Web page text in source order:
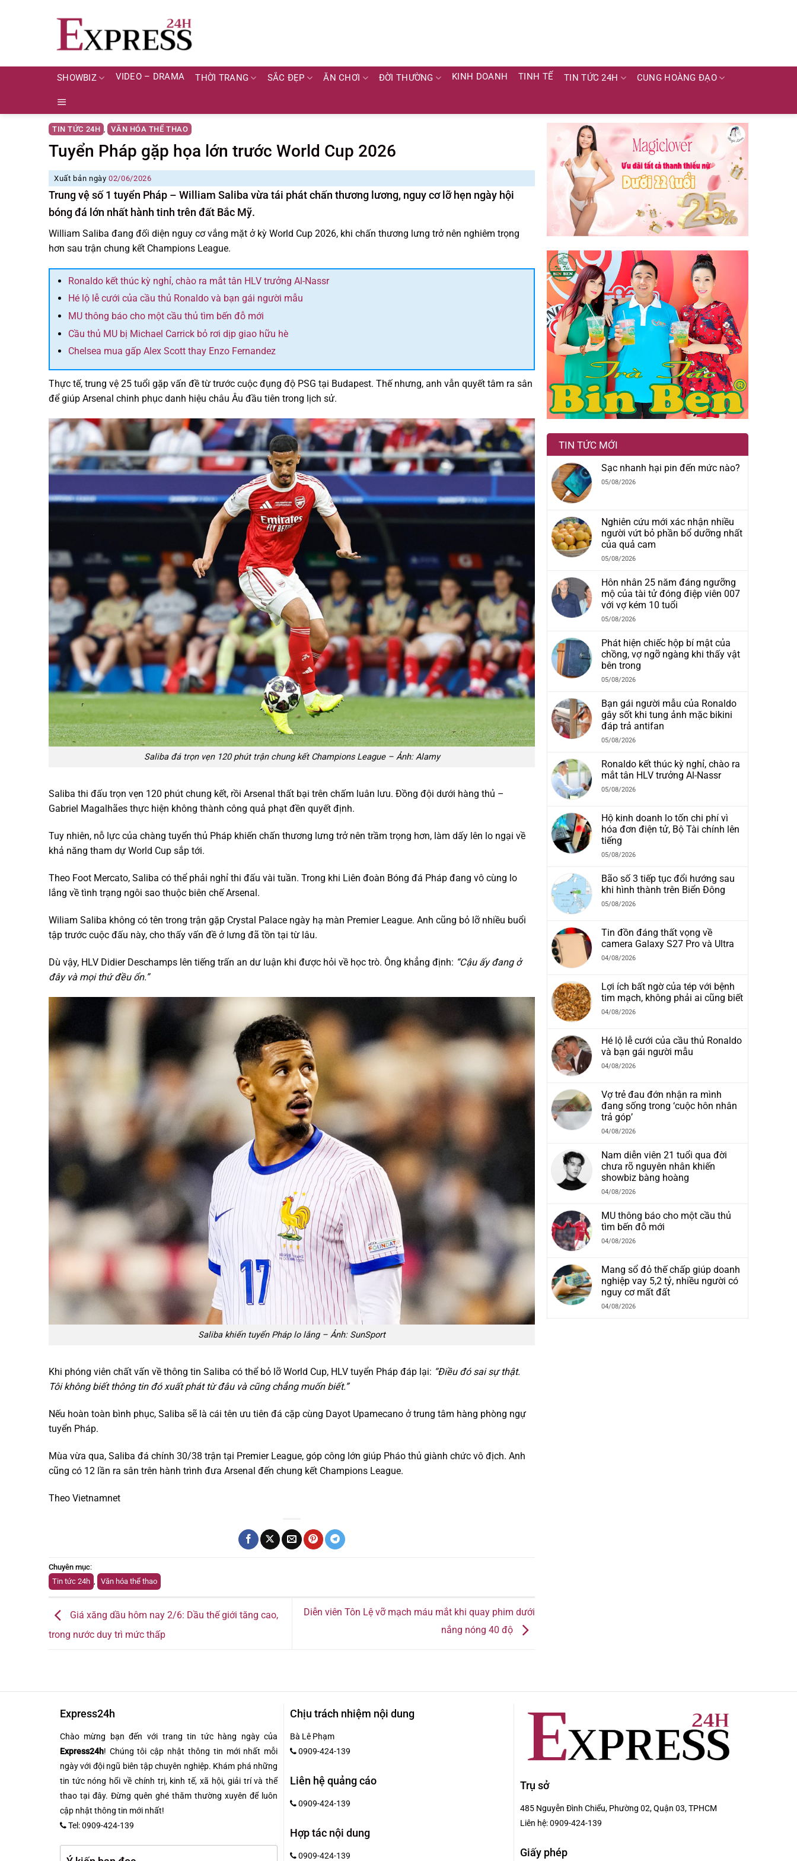
SHOWBIZ VIDEO – DRAMA THỜI TRANG SẮC ĐẸP ĂN CHƠI ĐỜI THƯỜNG KINH DOANH TINH TẾ TIN TỨC 24H CUNG HOÀNG ĐẠO
TIN TỨC 24H , VĂN HÓA THỂ THAO
Tuyển Pháp gặp họa lớn trước World Cup 2026
Xuất bản ngày02/06/2026
Trung vệ số 1 tuyển Pháp – William Saliba vừa tái phát chấn thương lương, nguy cơ lỡ hẹn ngày hội
bóng đá lớn nhất hành tinh trên đất Bắc Mỹ.
William Saliba đang đối diện nguy cơ vắng mặt ở kỳ World Cup 2026, khi chấn thương lưng trở nên nghiêm trọng
hơn sau trận chung kết Champions League.
Ronaldo kết thúc kỳ nghỉ, chào ra mắt tân HLV trưởng Al-Nassr
Hé lộ lễ cưới của cầu thủ Ronaldo và bạn gái người mẫu
MU thông báo cho một cầu thủ tìm bến đỗ mới
Cầu thủ MU bị Michael Carrick bỏ rơi dịp giao hữu hè
Chelsea mua gấp Alex Scott thay Enzo Fernandez
Thực tế, trung vệ 25 tuổi gặp vấn đề từ trước cuộc đụng độ PSG tại Budapest. Thế nhưng, anh vẫn quyết tâm ra sân
để giúp Arsenal chinh phục danh hiệu châu Âu đầu tiên trong lịch sử.
Saliba đá trọn vẹn 120 phút trận chung kết Champions League – Ảnh: Alamy
Saliba thi đấu trọn vẹn 120 phút chung kết, rồi Arsenal thất bại trên chấm luân lưu. Đồng đội dưới hàng thủ –
Gabriel Magalhães thực hiện không thành công quả phạt đền quyết định.
Tuy nhiên, nỗ lực của chàng tuyển thủ Pháp khiến chấn thương lưng trở nên trầm trọng hơn, làm dấy lên lo ngại về
khả năng tham dự World Cup sắp tới.
Theo Foot Mercato, Saliba có thể phải nghỉ thi đấu vài tuần. Trong khi Liên đoàn Bóng đá Pháp đang vô cùng lo
lắng về tình trạng ngôi sao thuộc biên chế Arsenal.
Wiliam Saliba không có tên trong trận gặp Crystal Palace ngày hạ màn Premier League. Anh cũng bỏ lỡ nhiều buổi
tập trước cuộc đấu này, cho thấy vấn đề ở lưng đã tồn tại từ lâu.
Dù vậy, HLV Didier Deschamps lên tiếng trấn an dư luận khi được hỏi về học trò. Ông khẳng định: “Cậu ấy đang ở
đây và mọi thứ đều ổn.”
Saliba khiến tuyển Pháp lo lắng – Ảnh: SunSport
Khi phóng viên chất vấn về thông tin Saliba có thể bỏ lỡ World Cup, HLV tuyển Pháp đáp lại: “Điều đó sai sự thật.
Tôi không biết thông tin đó xuất phát từ đâu và cũng chẳng muốn biết.”
Nếu hoàn toàn bình phục, Saliba sẽ là cái tên ưu tiên đá cặp cùng Dayot Upamecano ở trung tâm hàng phòng ngự
tuyển Pháp.
Mùa vừa qua, Saliba đá chính 30/38 trận tại Premier League, góp công lớn giúp Pháo thủ giành chức vô địch. Anh
cũng có 12 lần ra sân trên hành trình đưa Arsenal đến chung kết Champions League.
Theo Vietnamnet
Chuyên mục:
Tin tức 24h , Văn hóa thể thao
Giá xăng dầu hôm nay 2/6: Dầu thế giới tăng cao,
trong nước duy trì mức thấp
Diễn viên Tôn Lệ vỡ mạch máu mắt khi quay phim dưới
nắng nóng 40 độ
TIN TỨC MỚI
Sạc nhanh hại pin đến mức nào?
05/08/2026
Nghiên cứu mới xác nhận nhiều
người vứt bỏ phần bổ dưỡng nhất
của quả cam
05/08/2026
Hôn nhân 25 năm đáng ngưỡng
mộ của tài tử đóng điệp viên 007
với vợ kém 10 tuổi
05/08/2026
Phát hiện chiếc hộp bí mật của
chồng, vợ ngỡ ngàng khi thấy vật
bên trong
05/08/2026
Bạn gái người mẫu của Ronaldo
gây sốt khi tung ảnh mặc bikini
đáp trả antifan
05/08/2026
Ronaldo kết thúc kỳ nghỉ, chào ra
mắt tân HLV trưởng Al-Nassr
05/08/2026
Hộ kinh doanh lo tốn chi phí vì
hóa đơn điện tử, Bộ Tài chính lên
tiếng
05/08/2026
Bão số 3 tiếp tục đổi hướng sau
khi hình thành trên Biển Đông
05/08/2026
Tin đồn đáng thất vọng về
camera Galaxy S27 Pro và Ultra
04/08/2026
Lợi ích bất ngờ của tép với bệnh
tim mạch, không phải ai cũng biết
04/08/2026
Hé lộ lễ cưới của cầu thủ Ronaldo
và bạn gái người mẫu
04/08/2026
Vợ trẻ đau đớn nhận ra mình
đang sống trong ‘cuộc hôn nhân
trả góp’
04/08/2026
Nam diễn viên 21 tuổi qua đời
chưa rõ nguyên nhân khiến
showbiz bàng hoàng
04/08/2026
MU thông báo cho một cầu thủ
tìm bến đỗ mới
04/08/2026
Mang sổ đỏ thế chấp giúp doanh
nghiệp vay 5,2 tỷ, nhiều người có
nguy cơ mất đất
04/08/2026
Express24h
Chào mừng bạn đến với trang tin tức hàng ngày của
Express24h! Chúng tôi cập nhật thông tin mới nhất mỗi
ngày với đội ngũ biên tập chuyên nghiệp. Khám phá những
tin tức nóng hổi về chính trị, kinh tế, xã hội, giải trí và thể
thao tại đây. Đừng quên ghé thăm thường xuyên để luôn
cập nhật thông tin mới nhất!
Tel: 0909-424-139
Chịu trách nhiệm nội dung
Bà Lê Phạm
0909-424-139
Liên hệ quảng cáo
0909-424-139
Hợp tác nội dung
0909-424-139
Trụ sở
485 Nguyễn Đình Chiểu, Phường 02, Quận 03, TPHCM
Liên hệ:0909-424-139
Giấy phép